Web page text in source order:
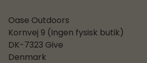
Oase Outdoors
Kornvej 9 (Ingen fysisk butik)
DK-7323 Give
Denmark